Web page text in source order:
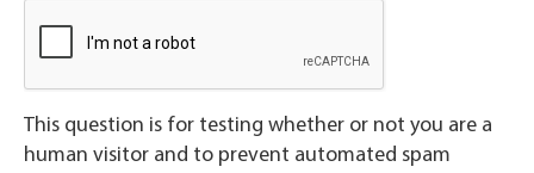
This question is for testing whether or not you are a
human visitor and to prevent automated spam